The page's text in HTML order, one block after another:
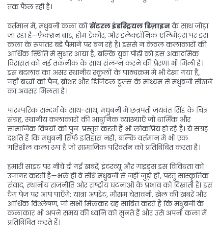
तक फैल रही है।
वर्तमान में, मधुबनी कला कोसेंटरल इंडस्ट्रियल डिज़ाइनके साथ जोड़ा
जा रहा है—फ़ैक्शन ब्रांड, होम डेकोर, और इलेक्ट्रॉनिक एलिमेंट्स पर इस
कला के रूपांतर बड़े पैमाने पर बन रहे हैं। इससे न केवल कलाकारों की
आर्थिक स्थिति में सुधार आया है, बल्कि युवा पीढ़ी को इस अकादमिक
विरासत को नई तकनीक के साथ संलग्न करने की प्रेरणा भी मिली है।
इस बदलाव का असर स्थानीय स्कूलों के पाठ्यक्रम में भी देखा गया है,
जहाँ बच्चों को पैन, ब्रोशर और डिजिटल टूल्स के माध्यम से मधुबनी सीखने
का अवसर मिलता है।
पारम्परिक सन्दर्भ के साथ-साथ, मधुबनी मेंछत्रपती जयवंत सिंह के चित्र
संग्रह,स्थानीय कलाकारों की आधुनिक व्याख्याएँ जो धार्मिक और
सामाजिक विषयों को पुनः प्रस्तुत करती हैं भी लोकप्रिय हो रहे हैं। ये संग्रह
दर्शाते हैं कि मधुबनी सिर्फ इतिहास नहीं, बल्कि वर्तमान में भी एक
गतिशील कला रूप है जो सामाजिक परिवर्तन को प्रतिबिंबित करता है।
हमारी साइट पर नीचे दी गई खबरें, इंटरव्यू और गाइड्स इस विविधता को
उजागर करती हैं—भले ही वे सीधे मधुबनी से नहीं जुड़ी हों, परंतु सांस्कृतिक
संवाद, स्थानीय राजनीति और राष्ट्रीय घटनाओं के प्रभाव को दिखाती हैं। इस
टैग पेज पर आप पाएँगे: यात्रा अपडेट, मौसम चेतावनी, खेल की खबरें और
आर्थिक विश्लेषण, जो सभी मिलकर यह साबित करते हैं कि मधुबनी के
कलाकार भी अपने समय की ध्वनि को सुनते हैं और उसे अपनी कला में
प्रतिबिंबित करते हैं।